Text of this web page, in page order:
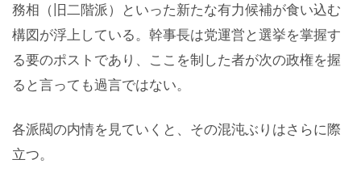
務相（旧二階派）といった新たな有力候補が食い込む
構図が浮上している。幹事長は党運営と選挙を掌握す
る要のポストであり、ここを制した者が次の政権を握
ると言っても過言ではない。
各派閥の内情を見ていくと、その混沌ぶりはさらに際
立つ。